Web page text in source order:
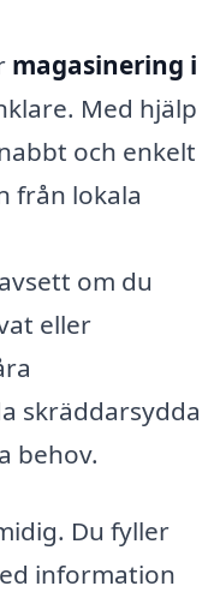
magasinering i
Med hjälp
och enkelt
från lokala
om du
eller
skräddarsydda
behov.
Du fyller
information